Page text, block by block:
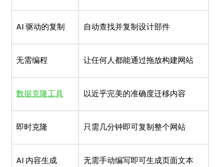
AI 驱动的复制 自动查找并复制设计部件
无需编程 让任何人都能通过拖放构建网站
数据克隆工具 以近乎完美的准确度迁移内容
即时克隆 只需几分钟即可复制整个网站
AI 内容生成 无需手动编写即可生成页面文本